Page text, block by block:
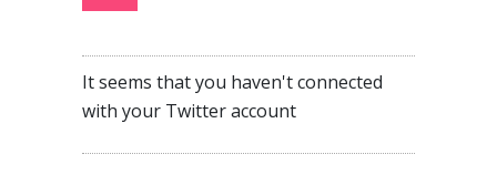
It seems that you haven't connected
with your Twitter account